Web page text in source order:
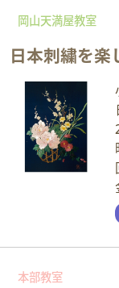
岡山天満屋教室
日本刺繍を楽
本部教室